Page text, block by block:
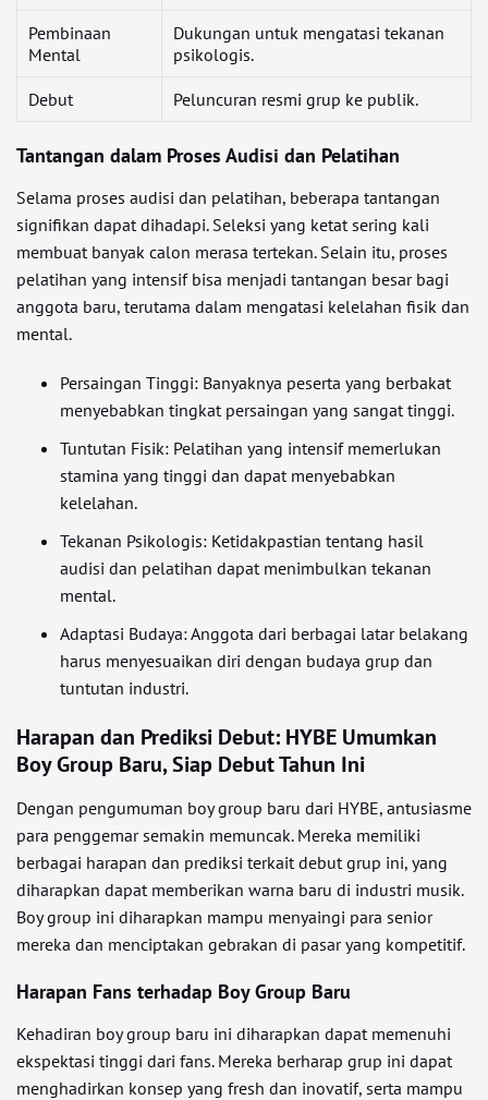
Pembinaan
Mental
Dukungan untuk mengatasi tekanan
psikologis.
Debut Peluncuran resmi grup ke publik.
Tantangan dalam Proses Audisi dan Pelatihan
Selama proses audisi dan pelatihan, beberapa tantangan
signifikan dapat dihadapi. Seleksi yang ketat sering kali
membuat banyak calon merasa tertekan. Selain itu, proses
pelatihan yang intensif bisa menjadi tantangan besar bagi
anggota baru, terutama dalam mengatasi kelelahan fisik dan
mental.
Persaingan Tinggi: Banyaknya peserta yang berbakat
menyebabkan tingkat persaingan yang sangat tinggi.
Tuntutan Fisik: Pelatihan yang intensif memerlukan
stamina yang tinggi dan dapat menyebabkan
kelelahan.
Tekanan Psikologis: Ketidakpastian tentang hasil
audisi dan pelatihan dapat menimbulkan tekanan
mental.
Adaptasi Budaya: Anggota dari berbagai latar belakang
harus menyesuaikan diri dengan budaya grup dan
tuntutan industri.
Harapan dan Prediksi Debut: HYBE Umumkan
Boy Group Baru, Siap Debut Tahun Ini
Dengan pengumuman boy group baru dari HYBE, antusiasme
para penggemar semakin memuncak. Mereka memiliki
berbagai harapan dan prediksi terkait debut grup ini, yang
diharapkan dapat memberikan warna baru di industri musik.
Boy group ini diharapkan mampu menyaingi para senior
mereka dan menciptakan gebrakan di pasar yang kompetitif.
Harapan Fans terhadap Boy Group Baru
Kehadiran boy group baru ini diharapkan dapat memenuhi
ekspektasi tinggi dari fans. Mereka berharap grup ini dapat
menghadirkan konsep yang fresh dan inovatif, serta mampu